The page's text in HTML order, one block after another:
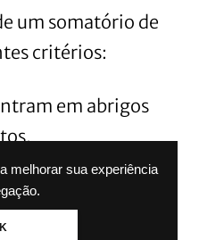
melhorar sua experiência
um somatório de
critérios:
em abrigos
apresenta
ou sem
em razão das